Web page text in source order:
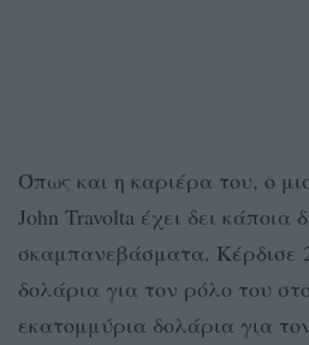
Όπως και η καριέρα του, ο
John Travolta έχει δει κάποια
σκαμπανεβάσματα. Κέρδισε
δολάρια για τον ρόλο του
εκατομμύρια δολάρια για